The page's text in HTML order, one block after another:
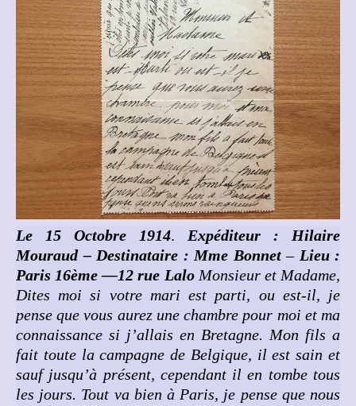
Le 15 Octobre 1914. Expéditeur : Hilaire
Mouraud – Destinataire : Mme Bonnet– Lieu :
Paris 16ème —12 rue Lalo Monsieur et Madame,
Dites moi si votre mari est parti, ou est-il, je
pense que vous aurez une chambre pour moi et ma
connaissance si j’allais en Bretagne. Mon fils a
fait toute la campagne de Belgique, il est sain et
sauf jusqu’à présent, cependant il en tombe tous
les jours. Tout va bien à Paris, je pense que nous